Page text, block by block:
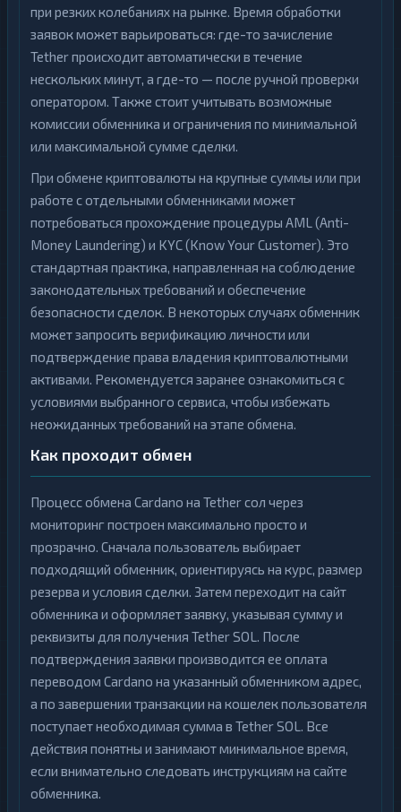
при резких колебаниях на рынке. Время обработки
заявок может варьироваться: где-то зачисление
Tether происходит автоматически в течение
нескольких минут, а где-то — после ручной проверки
оператором. Также стоит учитывать возможные
комиссии обменника и ограничения по минимальной
или максимальной сумме сделки.
При обмене криптовалюты на крупные суммы или при
работе с отдельными обменниками может
потребоваться прохождение процедуры AML (Anti-
Money Laundering) и KYC (Know Your Customer). Это
стандартная практика, направленная на соблюдение
законодательных требований и обеспечение
безопасности сделок. В некоторых случаях обменник
может запросить верификацию личности или
подтверждение права владения криптовалютными
активами. Рекомендуется заранее ознакомиться с
условиями выбранного сервиса, чтобы избежать
неожиданных требований на этапе обмена.
Как проходит обмен
Процесс обмена Cardano на Tether сол через
мониторинг построен максимально просто и
прозрачно. Сначала пользователь выбирает
подходящий обменник, ориентируясь на курс, размер
резерва и условия сделки. Затем переходит на сайт
обменника и оформляет заявку, указывая сумму и
реквизиты для получения Tether SOL. После
подтверждения заявки производится ее оплата
переводом Cardano на указанный обменником адрес,
а по завершении транзакции на кошелек пользователя
поступает необходимая сумма в Tether SOL. Все
действия понятны и занимают минимальное время,
если внимательно следовать инструкциям на сайте
обменника.